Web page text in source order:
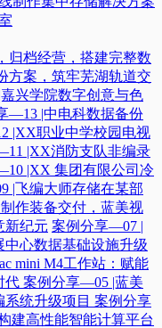
归档经营，搭建完整数
方案，筑牢芜湖轨道交
兴学院数字创意与色
—13 |中电科数据备份
|XX职业中学校园电视
|XX消防支队非编录
|XX 集团有限公司冷
|飞编大师存储在某部
作装备交付，蓝美视
新纪元 案例分享—07 |
心数据基础设施升级
mini M4工作站：赋能
代​ 案例分享—05 |蓝美
统升级项目​ 案例分享
建高性能智能计算平台​